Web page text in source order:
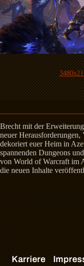
Brecht mit der
neuer
dekoriert euer Heim in
spannenden Dungeons
von World of Warcraft im
die neuen Inhalte